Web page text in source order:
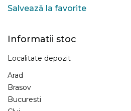
Salvează la favorite
Informatii stoc
Localitate depozit
Arad
Brasov
Bucuresti